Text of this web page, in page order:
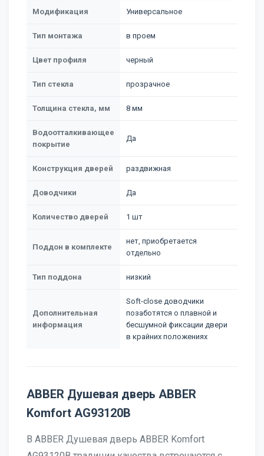
Модификация Универсальное
Тип монтажа в проем
Цвет профиля черный
Тип стекла прозрачное
Толщина стекла, мм 8 мм
Водоотталкивающее
покрытие
Да
Конструкция дверей раздвижная
Доводчики Да
Количество дверей 1 шт
Поддон в комплекте
нет, приобретается
отдельно
Тип поддона низкий
Дополнительная
информация
Soft-close доводчики
позаботятся о плавной и
бесшумной фиксации двери
в крайних положениях
ABBER Душевая дверь ABBER
Komfort AG93120B
В ABBER Душевая дверь ABBER Komfort